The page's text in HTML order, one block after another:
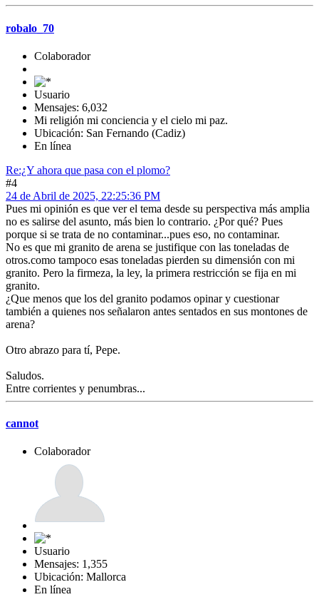
robalo_70
Colaborador
Usuario
Mensajes: 6,032
Mi religión mi conciencia y el cielo mi paz.
Ubicación: San Fernando (Cadiz)
En línea
Re:¿Y ahora que pasa con el plomo?
#4
24 de Abril de 2025, 22:25:36 PM
Pues mi opinión es que ver el tema desde su perspectiva más amplia
no es salirse del asunto, más bien lo contrario. ¿Por qué? Pues
porque si se trata de no contaminar...pues eso, no contaminar.
No es que mi granito de arena se justifique con las toneladas de
otros.como tampoco esas toneladas pierden su dimensión con mi
granito. Pero la firmeza, la ley, la primera restricción se fija en mi
granito.
¿Que menos que los del granito podamos opinar y cuestionar
también a quienes nos señalaron antes sentados en sus montones de
arena?
Otro abrazo para tí, Pepe.
Saludos.
Entre corrientes y penumbras...
cannot
Colaborador
Usuario
Mensajes: 1,355
Ubicación: Mallorca
En línea